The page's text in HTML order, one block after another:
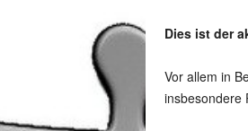
Dies ist der
Vor allem in
insbesondere